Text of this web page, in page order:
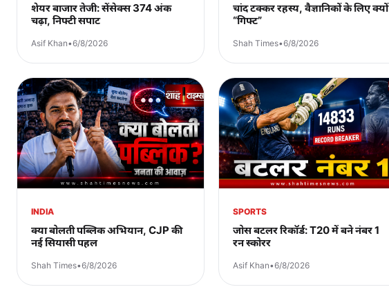
शेयर बाजार तेजी: सेंसेक्स 374 अंक
चढ़ा, निफ्टी सपाट
Asif Khan•6/8/2026
चांद टक्कर रहस्य, वैज्ञानिकों के लिए क्यों
“गिफ्ट”
Shah Times•6/8/2026
INDIA
क्या बोलती पब्लिक अभियान, CJP की
नई सियासी पहल
Shah Times•6/8/2026
SPORTS
जोस बटलर रिकॉर्ड: T20 में बने नंबर 1
रन स्कोरर
Asif Khan•6/8/2026